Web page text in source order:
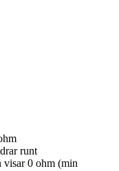
runt
visar 0 ohm (min